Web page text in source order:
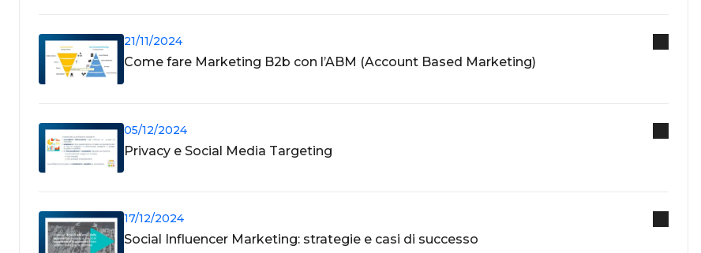
21/11/2024
Come fare Marketing B2b con l’ABM (Account Based Marketing)
05/12/2024
Privacy e Social Media Targeting
17/12/2024
Social Influencer Marketing: strategie e casi di successo